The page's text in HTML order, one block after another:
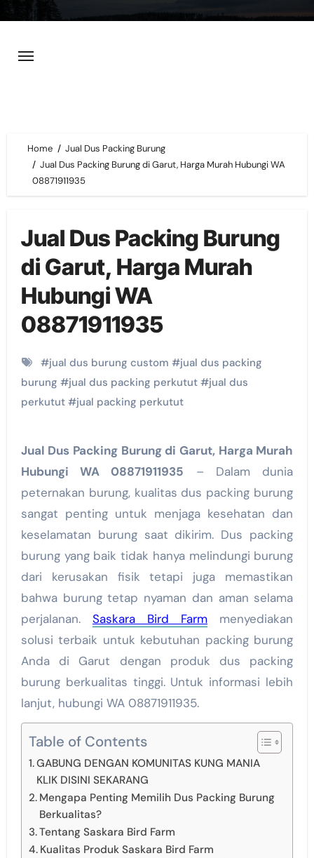
content
Home
Jual Dus Packing Burung
Jual Dus Packing Burung di Garut, Harga Murah Hubungi WA
08871911935
Jual Dus Packing Burung
di Garut, Harga Murah
Hubungi WA
08871911935
#jual dus burung custom #jual dus packing
burung #jual dus packing perkutut#jual dus
perkutut#jual packing perkutut
Jual Dus Packing Burung di Garut, Harga Murah
Hubungi WA 08871911935 – Dalam dunia
peternakan burung, kualitas dus packing burung
sangat penting untuk menjaga kesehatan dan
keselamatan burung saat dikirim. Dus packing
burung yang baik tidak hanya melindungi burung
dari kerusakan fisik tetapi juga memastikan
bahwa burung tetap nyaman dan aman selama
perjalanan. Saskara Bird Farm menyediakan
solusi terbaik untuk kebutuhan packing burung
Anda di Garut dengan produk dus packing
burung berkualitas tinggi. Untuk informasi lebih
lanjut, hubungi WA 08871911935.
Table of Contents
GABUNG DENGAN KOMUNITAS KUNG MANIA
KLIK DISINI SEKARANG
Mengapa Penting Memilih Dus Packing Burung
Berkualitas?
Tentang Saskara Bird Farm
Kualitas Produk Saskara Bird Farm